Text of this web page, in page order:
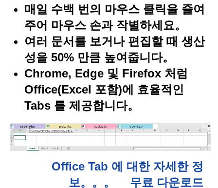
매일 수백 번의 마우스 클릭을 줄여
주어 마우스 손과 작별하세요。
여러 문서를 보거나 편집할 때 생산
성을 50% 만큼 높여줍니다。
Chrome, Edge 및 Firefox 처럼
Office(Excel 포함)에 효율적인
Tabs 를 제공합니다。
Office Tab 에 대한 자세한 정
보。。。
무료 다운로드